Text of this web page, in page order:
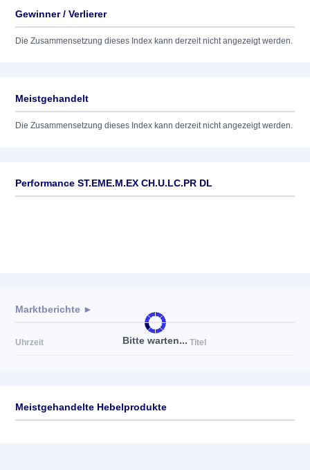
Gewinner / Verlierer
Die Zusammensetzung dieses Index kann derzeit nicht angezeigt werden.
Meistgehandelt
Die Zusammensetzung dieses Index kann derzeit nicht angezeigt werden.
Performance ST.EME.M.EX CH.U.LC.PR DL
Bitte warten...
Marktberichte ►
Uhrzeit Titel
Meistgehandelte Hebelprodukte